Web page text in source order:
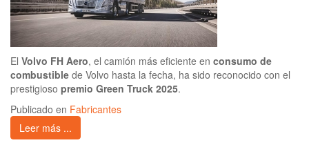
El Volvo FH Aero, el camión más eficiente en consumo de
combustible de Volvo hasta la fecha, ha sido reconocido con el
prestigioso premio Green Truck 2025.
Publicado en Fabricantes
Leer más ...